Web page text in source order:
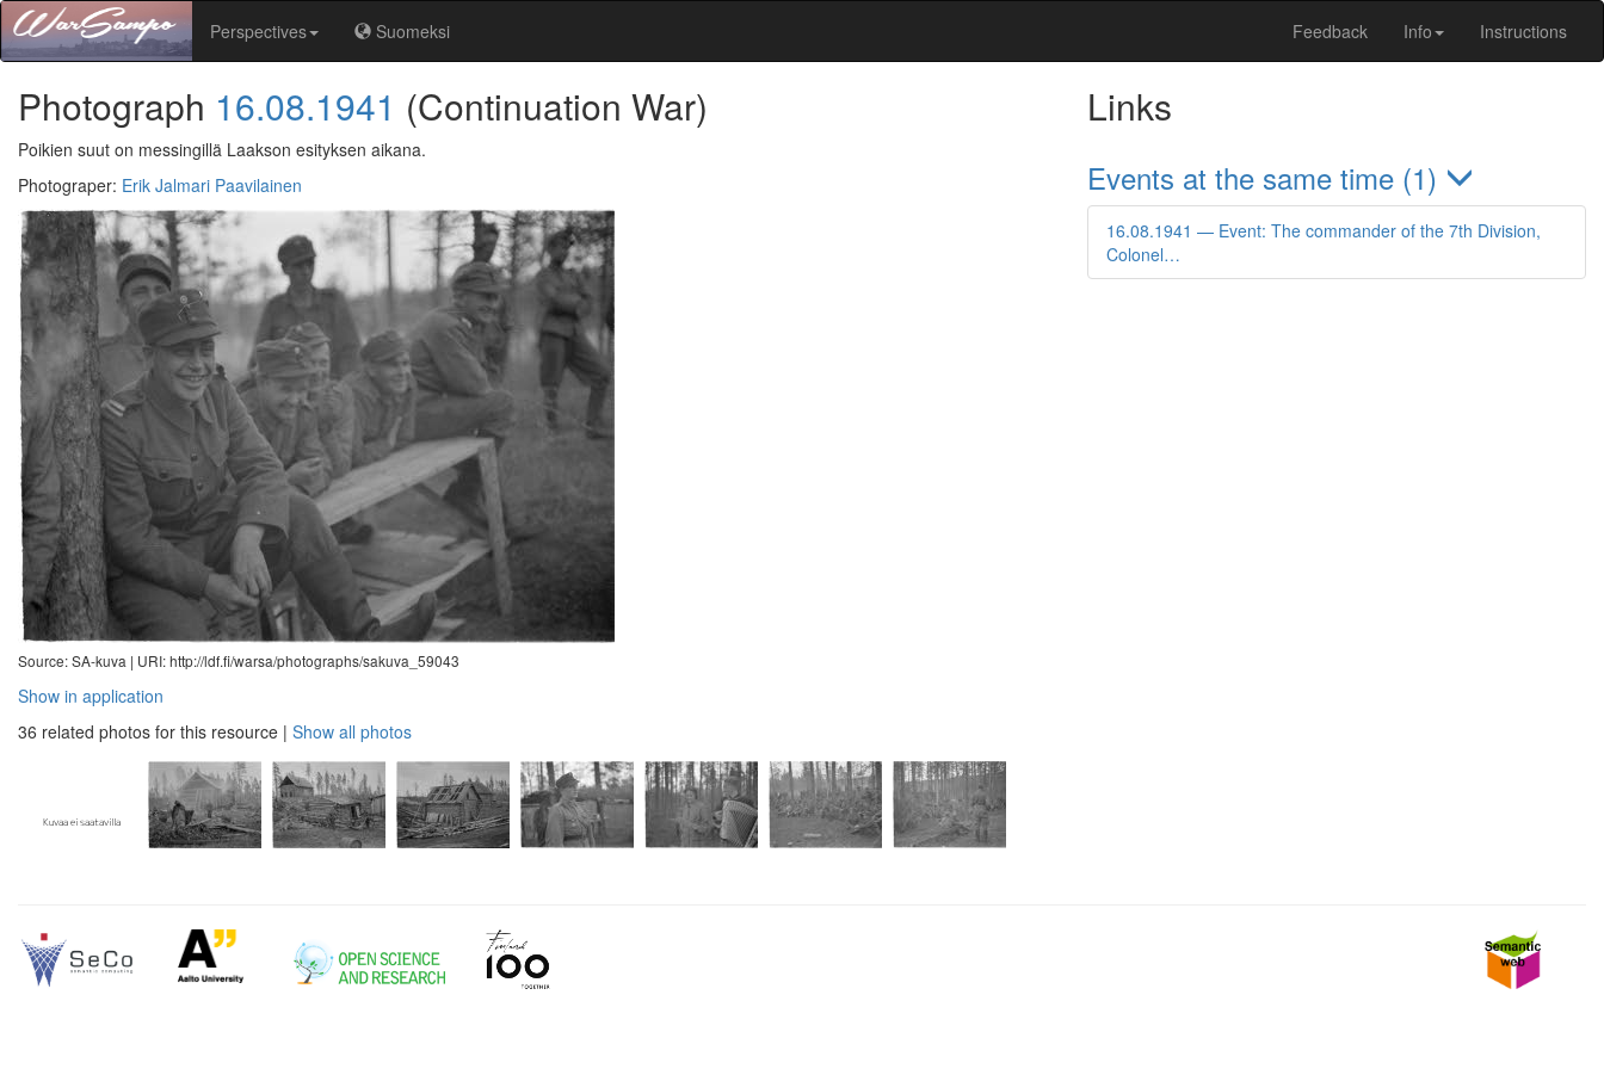
Perspectives Suomeksi Feedback Info Instructions
Photograph 16.08.1941 (Continuation War)
Poikien suut on messingillä Laakson esityksen aikana.
Photograper: Erik Jalmari Paavilainen
Source: SA-kuva | URI: http://ldf.fi/warsa/photographs/sakuva_59043
Show in application
36 related photos for this resource | Show all photos
Links
Events at the same time (1)
16.08.1941 — Event: The commander of the 7th Division,
Colonel…